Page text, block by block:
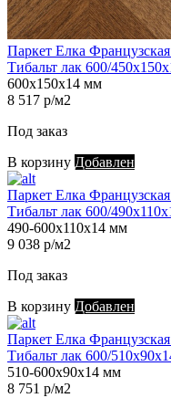
Паркет Елка
Тибальт лак 600/
600х150х14 мм
8 517 р/м2
Под заказ
В корзину Добавлен
Паркет Елка
Тибальт лак 600/
490-600х110х14 мм
9 038 р/м2
Под заказ
В корзину Добавлен
Паркет Елка
Тибальт лак 600/
510-600х90х14 мм
8 751 р/м2